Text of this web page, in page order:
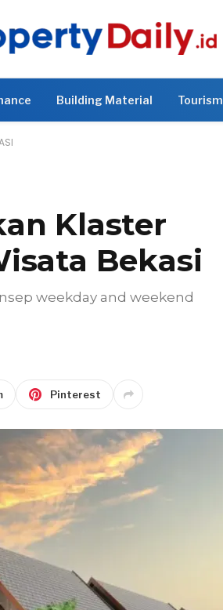
Building Material Tourism
Klaster
Bekasi
weekday and weekend
Pinterest